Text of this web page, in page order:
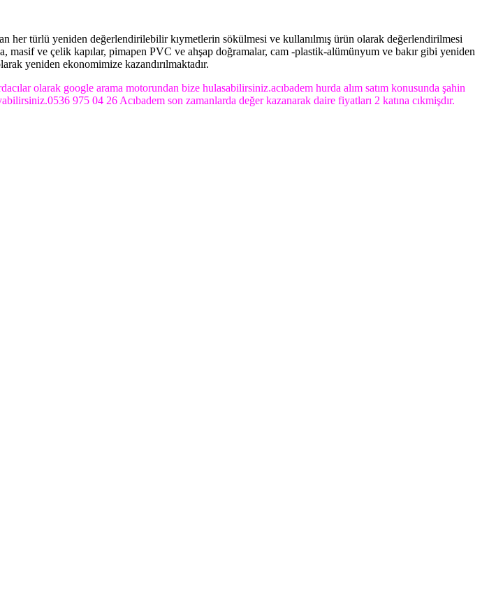
her türlü yeniden değerlendirilebilir kıymetlerin sökülmesi ve kullanılmış ürün olarak değerlendirilmesi
masif ve çelik kapılar, pimapen PVC ve ahşap doğramalar, cam -plastik-alümünyum ve bakır gibi yeniden
yeniden ekonomimize kazandırılmaktadır.
olarak google arama motorundan bize hulasabilirsiniz.acıbadem hurda alım satım konusunda şahin
975 04 26 Acıbadem son zamanlarda değer kazanarak daire fiyatları 2 katına cıkmişdır.